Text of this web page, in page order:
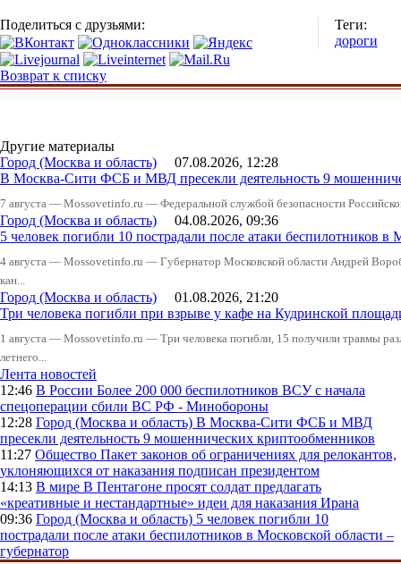
Поделиться с друзьями:
Теги:
дороги
Возврат к списку
Другие материалы
Город (Москва и область) 07.08.2026, 12:28
В Москва-Сити ФСБ и МВД пресекли деятельность 9
7 августа — Mossovetinfo.ru — Федеральной службой безопасности
Город (Москва и область) 04.08.2026, 09:36
5 человек погибли 10 пострадали после атаки беспилотников в
4 августа — Mossovetinfo.ru — Губернатор Московской области Андрей
кан...
Город (Москва и область) 01.08.2026, 21:20
Три человека погибли при взрыве у кафе на Кудринской
1 августа — Mossovetinfo.ru — Три человека погибли, 15 получили травмы
летнего...
Лента новостей
12:46 В России Более 200 000 беспилотников ВСУ с начала
спецоперации сбили ВС РФ - Минобороны
12:28 Город (Москва и область) В Москва-Сити ФСБ и МВД
пресекли деятельность 9 мошеннических криптообменников
11:27 Общество Пакет законов об ограничениях для релокантов,
уклоняющихся от наказания подписан президентом
14:13 В мире В Пентагоне просят солдат предлагать
«креативные и нестандартные» идеи для наказания Ирана
09:36 Город (Москва и область) 5 человек погибли 10
пострадали после атаки беспилотников в Московской области –
губернатор